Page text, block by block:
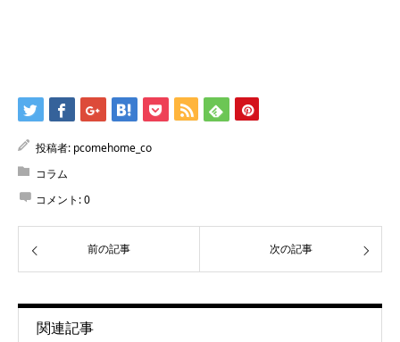
投稿者: pcomehome_co
コラム
コメント:0
前の記事 次の記事
関連記事